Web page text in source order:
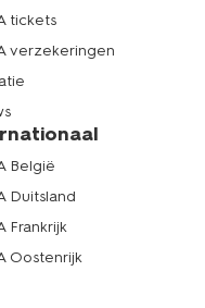
tickets
verzekeringen
België
Duitsland
Frankrijk
Oostenrijk